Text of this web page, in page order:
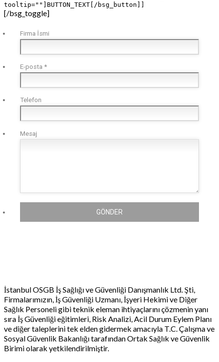
tooltip=""]BUTTON_TEXT[/bsg_button]]
[/bsg_toggle]
Firma İsmi
E-posta *
Telefon
Mesaj
GÖNDER
İstanbul OSGB İş Sağlığı ve Güvenliği Danışmanlık Ltd. Şti,
Firmalarımızın, İş Güvenliği Uzmanı, İşyeri Hekimi ve Diğer
Sağlık Personeli gibi teknik eleman ihtiyaçlarını çözmenin yanı
sıra İş Güvenliği eğitimleri, Risk Analizi, Acil Durum Eylem Planı
ve diğer taleplerini tek elden gidermek amacıyla T.C. Çalışma ve
Sosyal Güvenlik Bakanlığı tarafından Ortak Sağlık ve Güvenlik
Birimi olarak yetkilendirilmiştir.